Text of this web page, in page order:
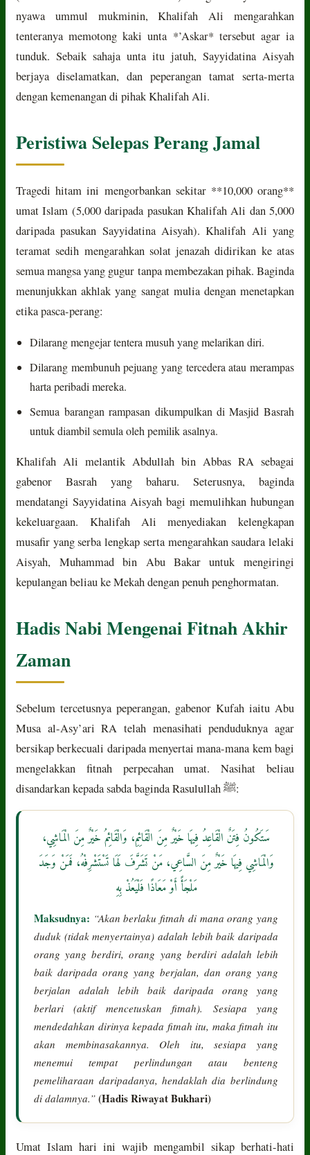
nyawa ummul mukminin, Khalifah Ali mengarahkan
tenteranya memotong kaki unta *’Askar* tersebut agar ia
tunduk. Sebaik sahaja unta itu jatuh, Sayyidatina Aisyah
berjaya diselamatkan, dan peperangan tamat serta-merta
dengan kemenangan di pihak Khalifah Ali.
Peristiwa Selepas Perang Jamal
Tragedi hitam ini mengorbankan sekitar **10,000 orang**
umat Islam (5,000 daripada pasukan Khalifah Ali dan 5,000
daripada pasukan Sayyidatina Aisyah). Khalifah Ali yang
teramat sedih mengarahkan solat jenazah didirikan ke atas
semua mangsa yang gugur tanpa membezakan pihak. Baginda
menunjukkan akhlak yang sangat mulia dengan menetapkan
etika pasca-perang:
Dilarang mengejar tentera musuh yang melarikan diri.
Dilarang membunuh pejuang yang tercedera atau merampas
harta peribadi mereka.
Semua barangan rampasan dikumpulkan di Masjid Basrah
untuk diambil semula oleh pemilik asalnya.
Khalifah Ali melantik Abdullah bin Abbas RA sebagai
gabenor Basrah yang baharu. Seterusnya, baginda
mendatangi Sayyidatina Aisyah bagi memulihkan hubungan
kekeluargaan. Khalifah Ali menyediakan kelengkapan
musafir yang serba lengkap serta mengarahkan saudara lelaki
Aisyah, Muhammad bin Abu Bakar untuk mengiringi
kepulangan beliau ke Mekah dengan penuh penghormatan.
Hadis Nabi Mengenai Fitnah Akhir
Zaman
Sebelum tercetusnya peperangan, gabenor Kufah iaitu Abu
Musa al-Asy’ari RA telah menasihati penduduknya agar
bersikap berkecuali daripada menyertai mana-mana kem bagi
mengelakkan fitnah perpecahan umat. Nasihat beliau
disandarkan kepada sabda baginda Rasulullah ﷺ:
سَتَكُونُ فِتَنٌ الْقَاعِدُ فِيهَا خَيْرٌ مِنَ الْقَائِمِ، وَالْقَائِمُ خَيْرٌ مِنَ الْمَاشِي،
وَالْمَاشِي فِيهَا خَيْرٌ مِنَ السَّاعِي، مَنْ تَشَرَّفَ لَهَا تَسْتَشْرِفْهُ، فَمَنْ وَجَدَ
مَلْجَأً أَوْ مَعَاذًا فَلْيَعُذْ بِهِ
Maksudnya: “Akan berlaku fitnah di mana orang yang
duduk (tidak menyertainya) adalah lebih baik daripada
orang yang berdiri, orang yang berdiri adalah lebih
baik daripada orang yang berjalan, dan orang yang
berjalan adalah lebih baik daripada orang yang
berlari (aktif mencetuskan fitnah). Sesiapa yang
mendedahkan dirinya kepada fitnah itu, maka fitnah itu
akan membinasakannya. Oleh itu, sesiapa yang
menemui tempat perlindungan atau benteng
pemeliharaan daripadanya, hendaklah dia berlindung
di dalamnya.” (Hadis Riwayat Bukhari)
Umat Islam hari ini wajib mengambil sikap berhati-hati